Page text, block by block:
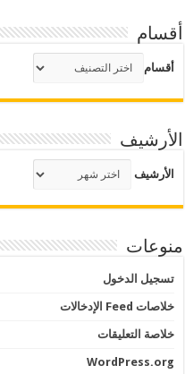
أقسام
أقسام
الأرشيف
الأرشيف
منوعات
تسجيل الدخول
خلاصات Feed الإدخالات
خلاصة التعليقات
WordPress.org